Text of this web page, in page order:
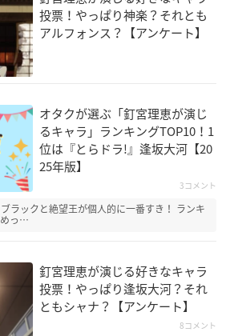
銀魂 銀ノ魂篇
神楽
宝石の国
アレキサンドライト
銀魂 ポロリ篇
神楽
牙狼＜GARO＞ -VAN
ISHING LINE-
ソフィ
投票！やっぱり神楽？それとも
アルフォンス？【アンケート】
オタクが選ぶ「釘宮理恵が演じ
るキャラ」ランキングTOP10！1
位は『とらドラ!』逢坂大河【20
25年版】
3コメント
ラックと絶望王が個人的に一番すき！ ランキ
めっ…
釘宮理恵が演じる好きなキャラ
投票！やっぱり逢坂大河？それ
ともシャナ？【アンケート】
8コメント